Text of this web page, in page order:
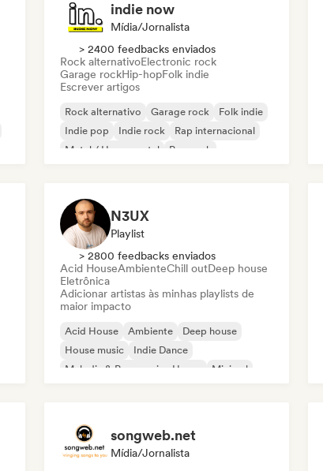
indie now
Mídia/Jornalista
> 2400 feedbacks enviados
Rock alternativoElectronic rock
Garage rockHip-hopFolk indie
Escrever artigos
Rock alternativo Garage rock
Folk indie
Indie pop
Indie rock
Rap internacional
Metal / Heavy metal
Pop rock
N3UX
Playlist
> 2800 feedbacks enviados
Acid HouseAmbienteChill outDeep house
Eletrônica
Adicionar artistas às minhas playlists de
maior impacto
Acid House Ambiente
Deep house
House music
Indie Dance
Melodic & Progressive House
Minimal
songweb.net
Mídia/Jornalista